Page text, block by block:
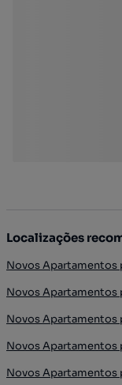
Localizações
Novos Apartamentos
Novos Apartamentos
Novos Apartamentos
Novos Apartamentos
Novos Apartamentos